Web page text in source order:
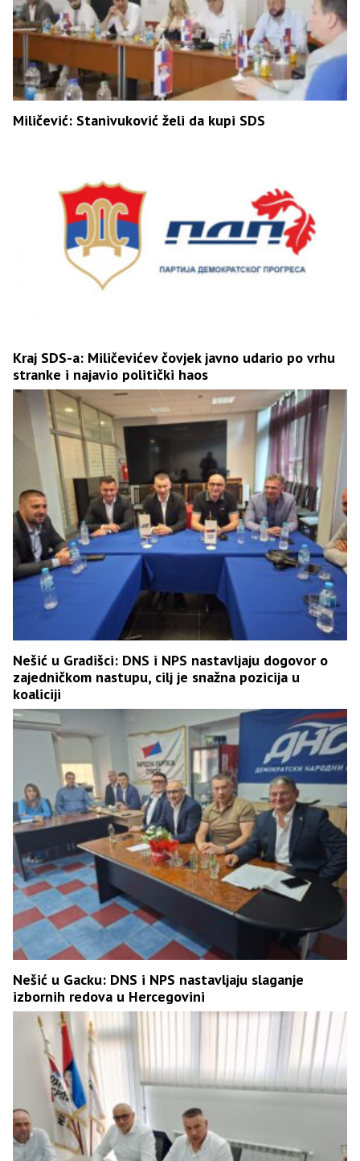
Miličević: Stanivuković želi da kupi SDS
Kraj SDS-a: Miličevićev čovjek javno udario po vrhu
stranke i najavio politički haos
Nešić u Gradišci: DNS i NPS nastavljaju dogovor o
zajedničkom nastupu, cilj je snažna pozicija u
koaliciji
Nešić u Gacku: DNS i NPS nastavljaju slaganje
izbornih redova u Hercegovini